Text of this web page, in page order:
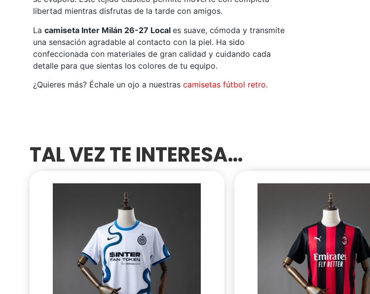
libertad mientras disfrutas de la tarde con amigos.
Lacamiseta Inter Milán 26-27 Local es suave, cómoda y transmite
una sensación agradable al contacto con la piel. Ha sido
confeccionada con materiales de gran calidad y cuidando cada
detalle para que sientas los colores de tu equipo.
¿Quieres más? Échale un ojo a nuestrascamisetas fútbol retro.
TAL VEZ TE INTERESA…